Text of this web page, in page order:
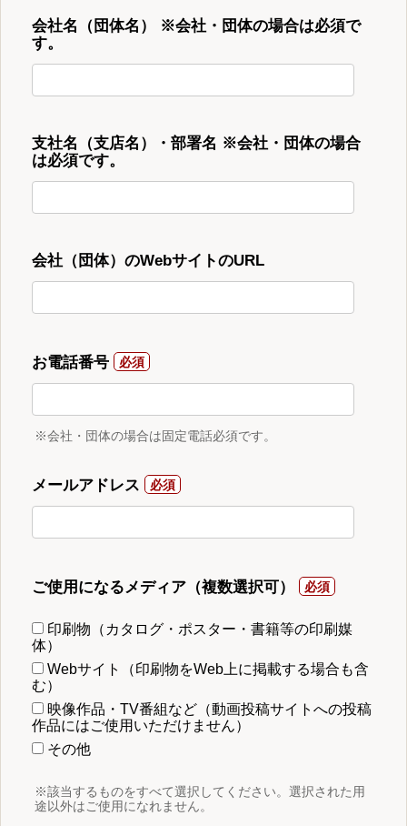
会社名（団体名） ※会社・団体の場合は必須で
す。
支社名（支店名）・部署名 ※会社・団体の場合
は必須です。
会社（団体）のWebサイトのURL
お電話番号
※会社・団体の場合は固定電話必須です。
メールアドレス
ご使用になるメディア（複数選択可）
印刷物（カタログ・ポスター・書籍等の印刷媒
体）
Webサイト（印刷物をWeb上に掲載する場合も含
む）
映像作品・TV番組など（動画投稿サイトへの投稿
作品にはご使用いただけません）
その他
※該当するものをすべて選択してください。選択された用
途以外はご使用になれません。